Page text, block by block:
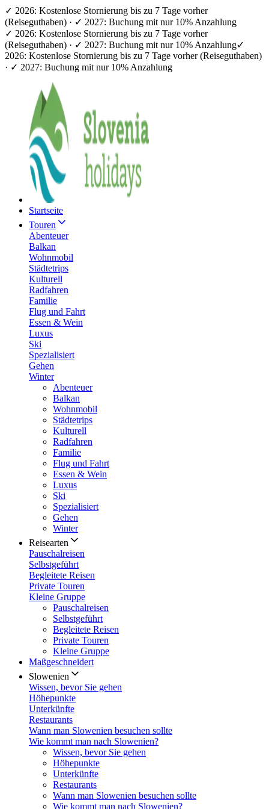
✓ 2026: Kostenlose Stornierung bis zu 7 Tage vorher
(Reiseguthaben) · ✓ 2027: Buchung mit nur 10% Anzahlung
✓ 2026: Kostenlose Stornierung bis zu 7 Tage vorher
(Reiseguthaben) · ✓ 2027: Buchung mit nur 10% Anzahlung✓
2026: Kostenlose Stornierung bis zu 7 Tage vorher (Reiseguthaben)
· ✓ 2027: Buchung mit nur 10% Anzahlung
Startseite
Touren
Abenteuer
Balkan
Wohnmobil
Städtetrips
Kulturell
Radfahren
Familie
Flug und Fahrt
Essen & Wein
Luxus
Ski
Spezialisiert
Gehen
Winter
Abenteuer
Balkan
Wohnmobil
Städtetrips
Kulturell
Radfahren
Familie
Flug und Fahrt
Essen & Wein
Luxus
Ski
Spezialisiert
Gehen
Winter
Reisearten
Pauschalreisen
Selbstgeführt
Begleitete Reisen
Private Touren
Kleine Gruppe
Pauschalreisen
Selbstgeführt
Begleitete Reisen
Private Touren
Kleine Gruppe
Maßgeschneidert
Slowenien
Wissen, bevor Sie gehen
Höhepunkte
Unterkünfte
Restaurants
Wann man Slowenien besuchen sollte
Wie kommt man nach Slowenien?
Wissen, bevor Sie gehen
Höhepunkte
Unterkünfte
Restaurants
Wann man Slowenien besuchen sollte
Wie kommt man nach Slowenien?